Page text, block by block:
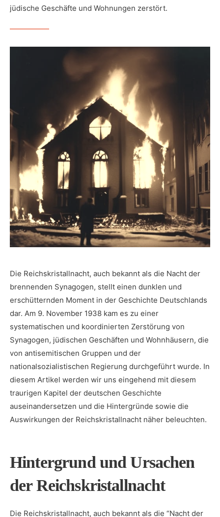
jüdische Geschäfte und Wohnungen zerstört.
Die Reichskristallnacht, auch bekannt als die Nacht der
brennenden Synagogen, stellt einen dunklen und
erschütternden Moment in der Geschichte Deutschlands
dar. Am 9. November 1938 kam es zu einer
systematischen und koordinierten Zerstörung ⁢von
Synagogen, jüdischen Geschäften und Wohnhäusern, die
von antisemitischen Gruppen und der
nationalsozialistischen Regierung durchgeführt wurde. In
diesem Artikel werden⁤ wir uns eingehend mit diesem
traurigen ⁣Kapitel der deutschen Geschichte⁣
auseinandersetzen und die Hintergründe sowie die
⁢Auswirkungen der Reichskristallnacht näher‌ beleuchten.
Hintergrund und Ursachen
der Reichskristallnacht
Die Reichskristallnacht, ⁤auch bekannt als die “Nacht der